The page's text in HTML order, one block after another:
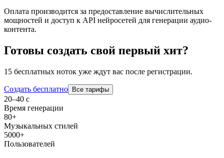
Оплата производится за предоставление вычислительных
мощностей и доступ к API нейросетей для генерации аудио-
контента.
Готовы создать свой первый хит?
15 бесплатных ноток уже ждут вас после регистрации.
Создать бесплатно Все тарифы
20–40 с
Время генерации
80+
Музыкальных стилей
5000+
Пользователей